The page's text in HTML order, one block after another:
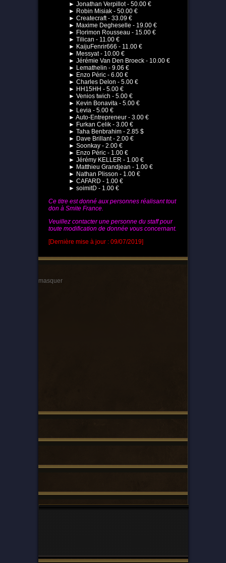
► Jonathan Verpillot - 50.00 €
► Robin Misiak - 50.00 €
► Createcraft - 33.09 €
► Maxime Degheselle - 19.00 €
► Florimon Rousseau - 15.00 €
► Tilican - 11.00 €
► KaijuFenrir666 - 11.00 €
► Messyat - 10.00 €
► Jérémie Van Den Broeck - 10.00 €
► Lemathelin - 9.06 €
► Enzo Péric - 6.00 €
► Charles Delon - 5.00 €
► HH15HH - 5.00 €
► Venios twich - 5.00 €
► Kevin Bonavita - 5.00 €
► Levia - 5.00 €
► Auto-Entrepreneur - 3.00 €
► Furkan Celik - 3.00 €
► Taha Benbrahim - 2.85 $
► Dave Brillant - 2.00 €
► Soonkay - 2.00 €
► Enzo Péric - 1.00 €
► Jérémy KELLER - 1.00 €
► Matthieu Grandjean - 1.00 €
► Nathan Plisson - 1.00 €
► CAFARD - 1.00 €
► soimitD - 1.00 €
Ce titre est donné aux personnes réalisant tout
don à Smite France.
Veuillez contacter une personne du staff pour
toute modification de donnée vous concernant.
[Dernière mise à jour : 09/07/2019]
masquer